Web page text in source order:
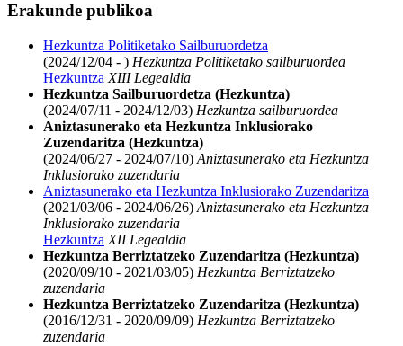
Erakunde publikoa
Hezkuntza Politiketako Sailburuordetza
(2024/12/04 - ) Hezkuntza Politiketako sailburuordea
Hezkuntza XIII Legealdia
Hezkuntza Sailburuordetza (Hezkuntza)
(2024/07/11 - 2024/12/03) Hezkuntza sailburuordea
Aniztasunerako eta Hezkuntza Inklusiorako
Zuzendaritza (Hezkuntza)
(2024/06/27 - 2024/07/10) Aniztasunerako eta Hezkuntza
Inklusiorako zuzendaria
Aniztasunerako eta Hezkuntza Inklusiorako Zuzendaritza
(2021/03/06 - 2024/06/26) Aniztasunerako eta Hezkuntza
Inklusiorako zuzendaria
Hezkuntza XII Legealdia
Hezkuntza Berriztatzeko Zuzendaritza (Hezkuntza)
(2020/09/10 - 2021/03/05) Hezkuntza Berriztatzeko
zuzendaria
Hezkuntza Berriztatzeko Zuzendaritza (Hezkuntza)
(2016/12/31 - 2020/09/09) Hezkuntza Berriztatzeko
zuzendaria